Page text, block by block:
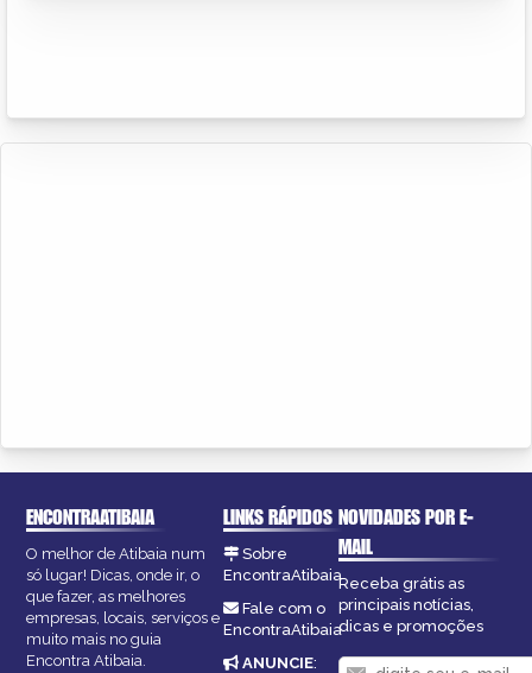
ENCONTRAATIBAIA
O melhor de Atibaia num
só lugar! Dicas, onde ir, o
que fazer, as melhores
empresas, locais, serviços e
muito mais no guia
Encontra Atibaia.
LINKS RÁPIDOS
Sobre
EncontraAtibaia
Fale com o
EncontraAtibaia
ANUNCIE:
NOVIDADES POR E-
MAIL
Receba grátis as
principais notícias,
dicas e promoções